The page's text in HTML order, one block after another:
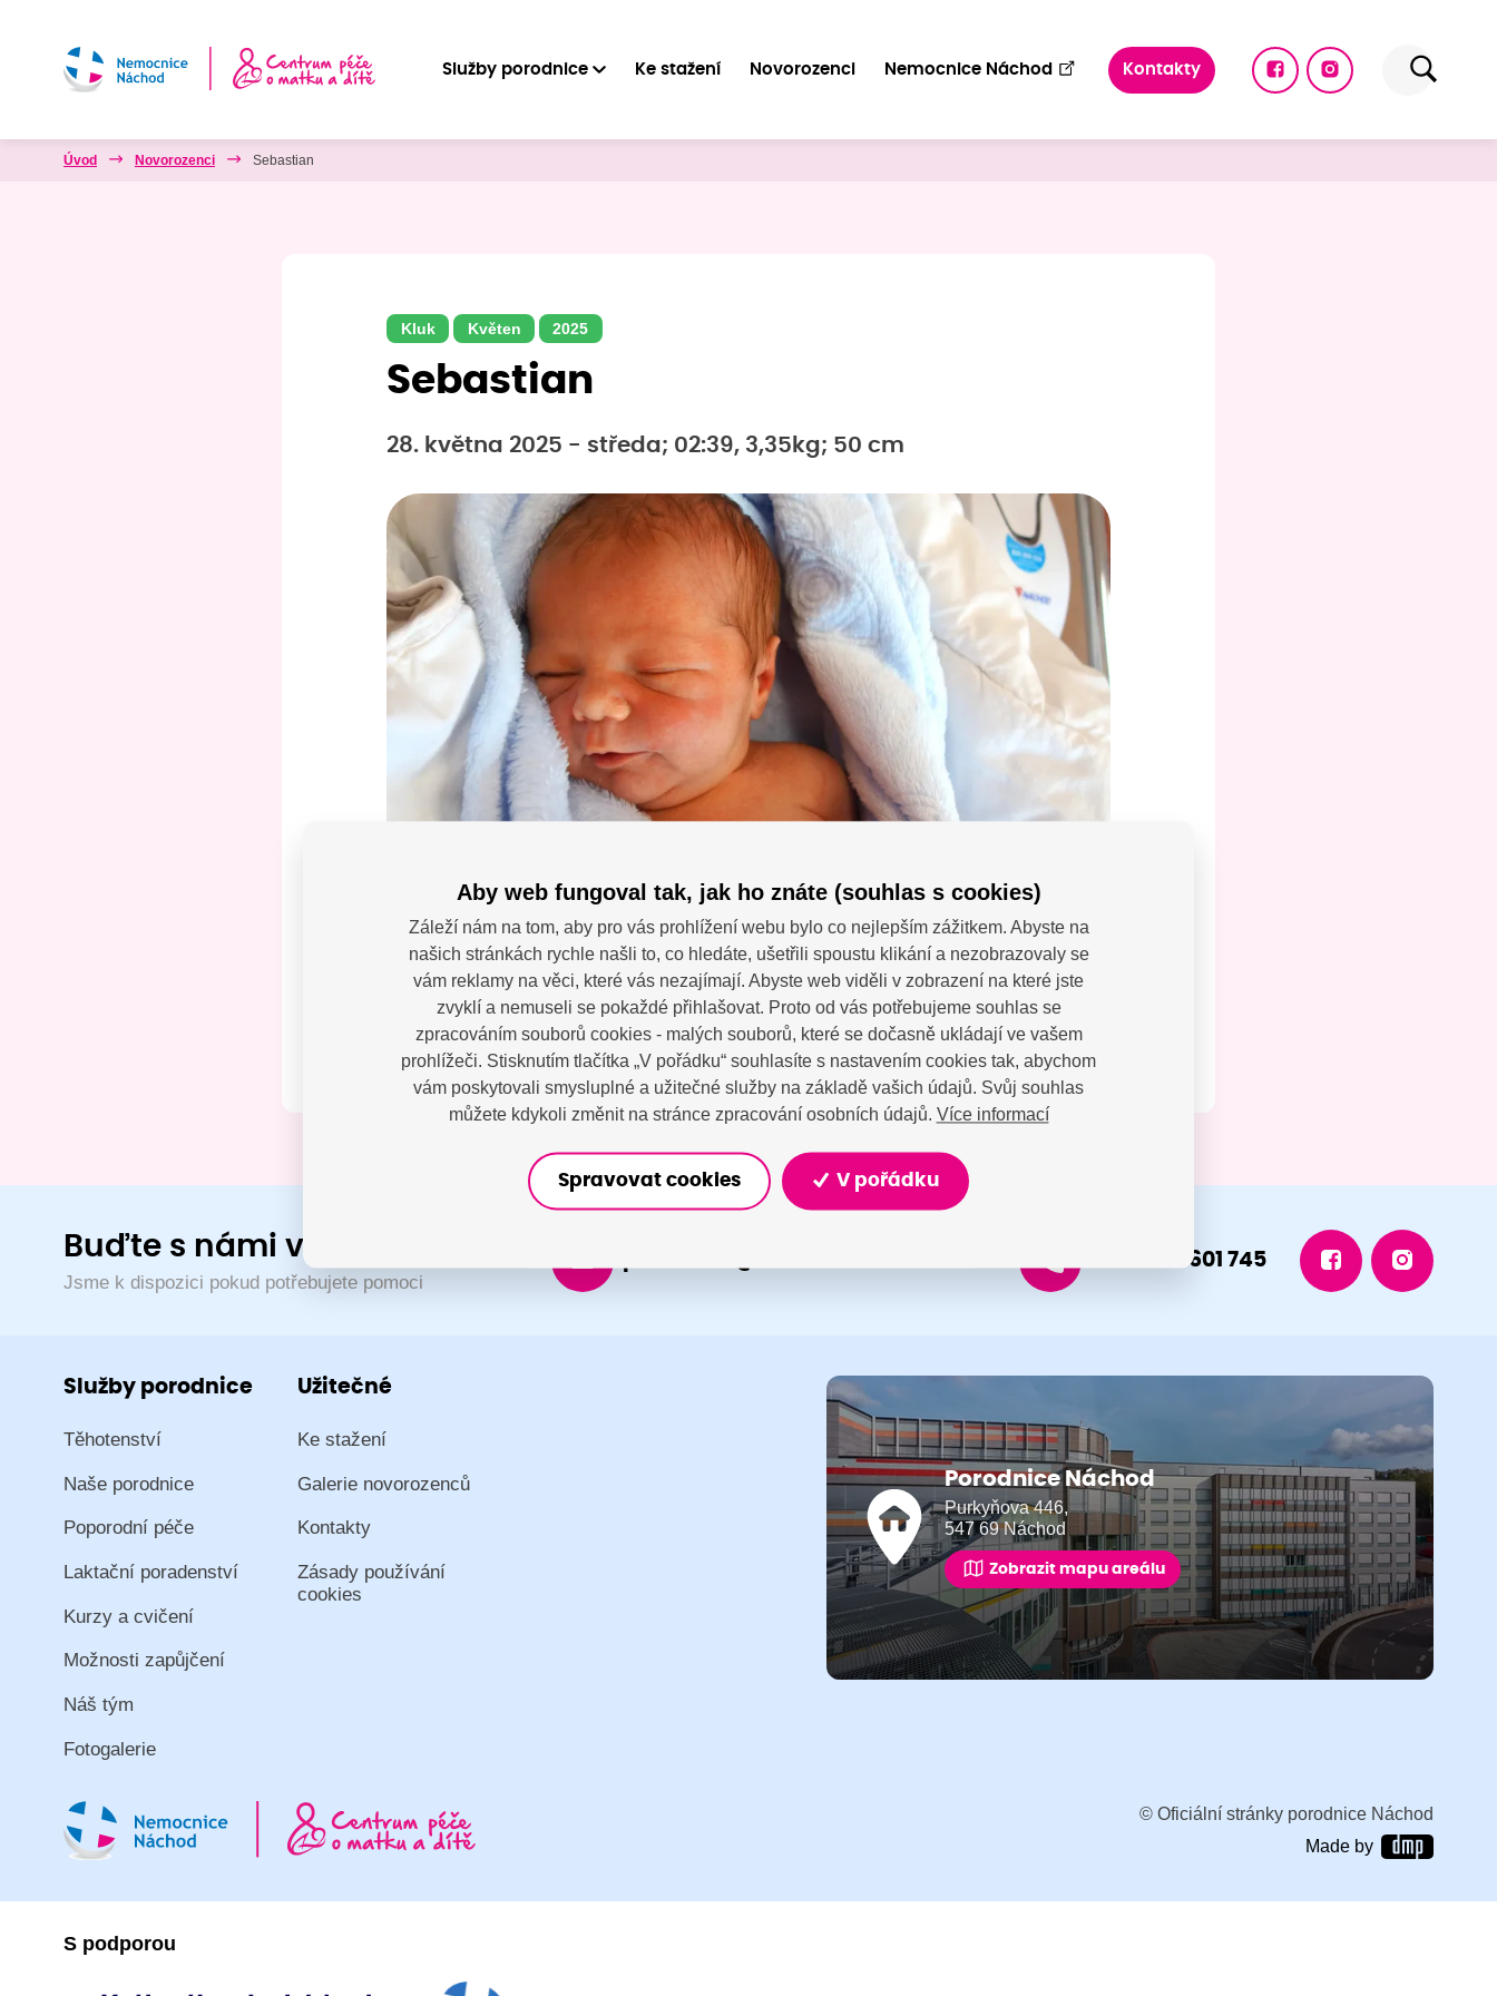
Služby porodnice Ke stažení Novorozenci Nemocnice Náchod Kontakty
Úvod Novorozenci Sebastian
Kluk Květen 2025
Sebastian
28. května 2025 - středa; 02:39, 3,35kg; 50 cm
Máte dotazy?
Kontaktujte nás
SDÍLEJTE:
Buďte s námi v kontaktu
Jsme k dispozici pokud potřebujete pomoci
+420 491 601 745
Služby porodnice
Těhotenství
Naše porodnice
Poporodní péče
Laktační poradenství
Kurzy a cvičení
Možnosti zapůjčení
Náš tým
Fotogalerie
Užitečné
Ke stažení
Galerie novorozenců
Kontakty
Zásady používání
cookies
Porodnice Náchod
Purkyňova 446,
547 69 Náchod
Zobrazit mapu areálu
© Oficiální stránky porodnice Náchod
Made by
S podporou
Aby web fungoval tak, jak ho znáte (souhlas s cookies)
Záleží nám na tom, aby pro vás prohlížení webu bylo co nejlepším zážitkem. Abyste na
našich stránkách rychle našli to, co hledáte, ušetřili spoustu klikání a nezobrazovaly se
vám reklamy na věci, které vás nezajímají. Abyste web viděli v zobrazení na které jste
zvyklí a nemuseli se pokaždé přihlašovat. Proto od vás potřebujeme souhlas se
zpracováním souborů cookies - malých souborů, které se dočasně ukládají ve vašem
prohlížeči. Stisknutím tlačítka „V pořádku“ souhlasíte s nastavením cookies tak, abychom
vám poskytovali smysluplné a užitečné služby na základě vašich údajů. Svůj souhlas
můžete kdykoli změnit na stránce zpracování osobních údajů. Více informací
Spravovat cookies V pořádku